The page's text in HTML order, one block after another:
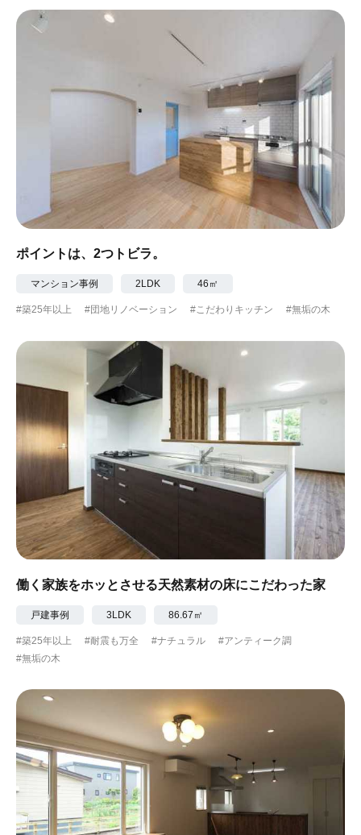
ポイントは、2つトビラ。
マンション事例 2LDK 46㎡
#築25年以上 #団地リノベーション #こだわりキッチン #無垢の木
働く家族をホッとさせる天然素材の床にこだわった家
戸建事例 3LDK 86.67㎡
#築25年以上 #耐震も万全 #ナチュラル
#アンティーク調
#無垢の木